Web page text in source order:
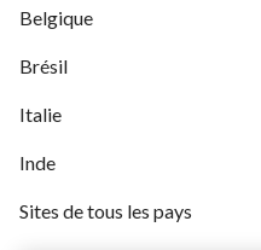
Belgique
Brésil
Italie
Inde
Sites de tous les pays